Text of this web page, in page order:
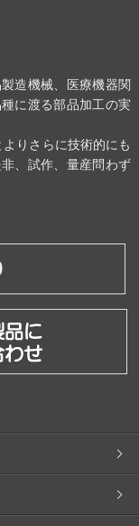
造機械、医療機器関
に渡る部品加工の実
りさらに技術的にも
、試作、量産問わず